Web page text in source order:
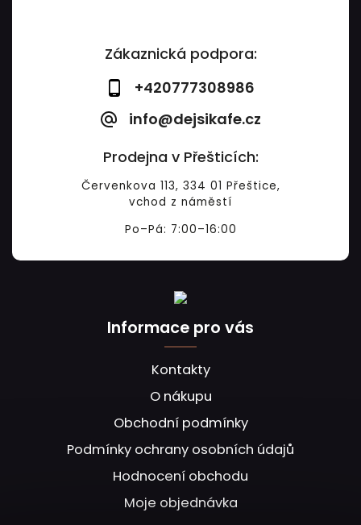
Zákaznická podpora:
+420777308986
info@dejsikafe.cz
Prodejna v Přešticích:
Červenkova 113, 334 01 Přeštice,
vchod z náměstí
Po–Pá: 7:00–16:00
Informace pro vás
Kontakty
O nákupu
Obchodní podmínky
Podmínky ochrany osobních údajů
Hodnocení obchodu
Moje objednávka